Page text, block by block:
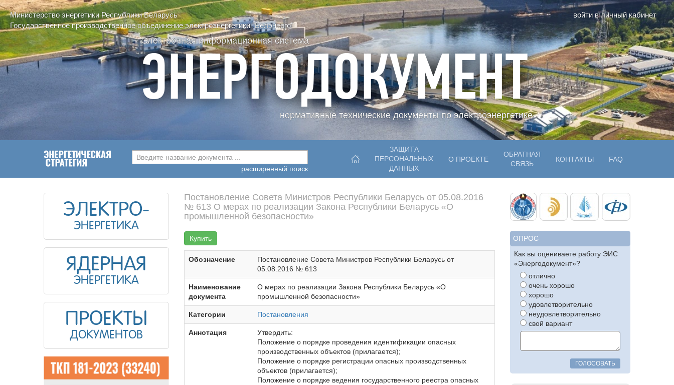
Министерство энергетики Республики Беларусь
Государственное производственное объединение электроэнергетики "Белэнерго"
войти в личный кабинет
Электронная информационная система
ЭНЕРГОДОКУМЕНТ
нормативные технические документы по электроэнергетике
Введите название документа ...
расширенный поиск
ЗАЩИТА
ПЕРСОНАЛЬНЫХ
ДАННЫХ
О ПРОЕКТЕ
ОБРАТНАЯ
СВЯЗЬ
КОНТАКТЫ FAQ
ЭЛЕКТРО-
ЭНЕРГЕТИКА
ЯДЕРНАЯ
ЭНЕРГЕТИКА
ПРОЕКТЫ
ДОКУМЕНТОВ
Постановление Совета Министров Республики Беларусь от 05.08.2016
№ 613 О мерах по реализации Закона Республики Беларусь «О
промышленной безопасности»
Купить
Обозначение
Постановление Совета Министров Республики Беларусь от
05.08.2016 № 613
Наименование
документа
О мерах по реализации Закона Республики Беларусь «О
промышленной безопасности»
Категории Постановления
Аннотация
Утвердить:
Положение о порядке проведения идентификации опасных
производственных объектов (прилагается);
Положение о порядке регистрации опасных производственных
объектов (прилагается);
Положение о порядке ведения государственного реестра опасных
ОПРОС
Как вы оцениваете работу ЭИС
«Энергодокумент»?
отлично
очень хорошо
хорошо
удовлетворительно
неудовлетворительно
свой вариант
ГОЛОСОВАТЬ